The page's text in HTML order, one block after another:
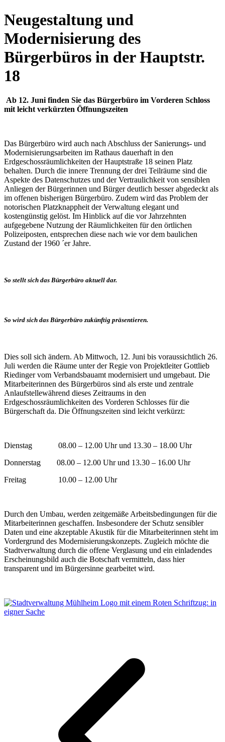
Neugestaltung und
Modernisierung des
Bürgerbüros in der Hauptstr.
18
Ab 12. Juni finden Sie das Bürgerbüro im Vorderen Schloss
mit leicht verkürzten Öffnungszeiten
Das Bürgerbüro wird auch nach Abschluss der Sanierungs- und
Modernisierungsarbeiten im Rathaus dauerhaft in den
Erdgeschossräumlichkeiten der Hauptstraße 18 seinen Platz
behalten. Durch die innere Trennung der drei Teilräume sind die
Aspekte des Datenschutzes und der Vertraulichkeit von sensiblen
Anliegen der Bürgerinnen und Bürger deutlich besser abgedeckt als
im offenen bisherigen Bürgerbüro. Zudem wird das Problem der
notorischen Platzknappheit der Verwaltung elegant und
kostengünstig gelöst. Im Hinblick auf die vor Jahrzehnten
aufgegebene Nutzung der Räumlichkeiten für den örtlichen
Polizeiposten, entsprechen diese nach wie vor dem baulichen
Zustand der 1960 ´er Jahre.
So stellt sich das Bürgerbüro aktuell dar.
So wird sich das Bürgerbüro zukünftig präsentieren.
Dies soll sich ändern. Ab Mittwoch, 12. Juni bis voraussichtlich 26.
Juli werden die Räume unter der Regie von Projektleiter Gottlieb
Riedinger vom Verbandsbauamt modernisiert und umgebaut. Die
Mitarbeiterinnen des Bürgerbüros sind als erste und zentrale
Anlaufstellewährend dieses Zeitraums in den
Erdgeschossräumlichkeiten des Vorderen Schlosses für die
Bürgerschaft da. Die Öffnungszeiten sind leicht verkürzt:
Dienstag 08.00 – 12.00 Uhr und 13.30 – 18.00 Uhr
Donnerstag 08.00 – 12.00 Uhr und 13.30 – 16.00 Uhr
Freitag 10.00 – 12.00 Uhr
Durch den Umbau, werden zeitgemäße Arbeitsbedingungen für die
Mitarbeiterinnen geschaffen. Insbesondere der Schutz sensibler
Daten und eine akzeptable Akustik für die Mitarbeiterinnen steht im
Vordergrund des Modernisierungskonzepts. Zugleich möchte die
Stadtverwaltung durch die offene Verglasung und ein einladendes
Erscheinungsbild auch die Botschaft vermitteln, dass hier
transparent und im Bürgersinne gearbeitet wird.